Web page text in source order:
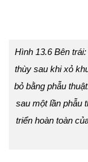
Hình 13.6 Bên
thùy sau khi xỏ
bỏ bằng phẫu
sau một lần phẫu
triển hoàn toàn